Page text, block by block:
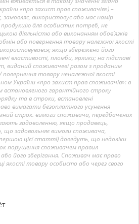
«про захист прав споживачів») –
замовляє, використовує або має намір
для особистих потреб, не
діяльністю або виконанням обов’язків
або повернення товару належної якості
якщо збережено його
властивості, пломби, ярлики; на підставі
виданий споживачеві разом з проданим
товару неналежної якості
України «про захист прав споживачів»: в
встановленого гарантійного строку
та в строки, встановлені
вимагати безоплатного усунення
строк. вимоги споживача, передбачених
задоволенню, якщо продавець,
що задовольняє вимоги споживача,
цієї статті) доведуть, що недоліки
порушення споживачем правил
його зберігання. Споживач має право
якості товару особисто або через свого